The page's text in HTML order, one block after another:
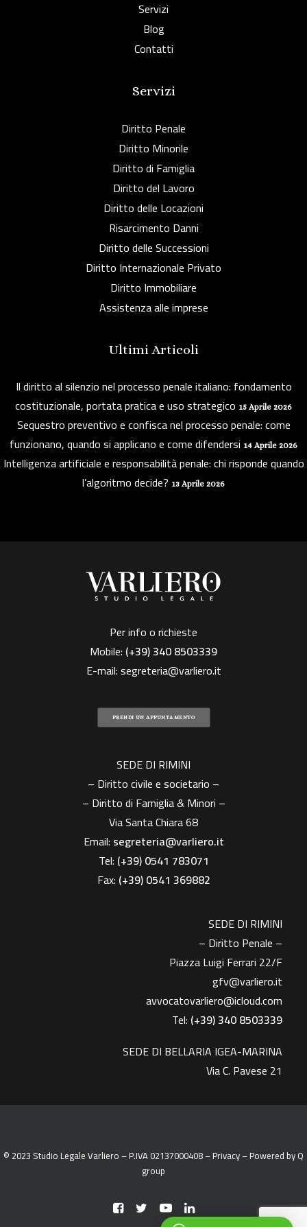
Servizi
Blog
Contatti
Servizi
Diritto Penale
Diritto Minorile
Diritto di Famiglia
Diritto del Lavoro
Diritto delle Locazioni
Risarcimento Danni
Diritto delle Successioni
Diritto Internazionale Privato
Diritto Immobiliare
Assistenza alle imprese
Ultimi Articoli
Il diritto al silenzio nel processo penale italiano: fondamento
costituzionale, portata pratica e uso strategico 15 Aprile 2026
Sequestro preventivo e confisca nel processo penale: come
funzionano, quando si applicano e come difendersi 14 Aprile 2026
Intelligenza artificiale e responsabilità penale: chi risponde quando
l’algoritmo decide? 13 Aprile 2026
Per info o richieste
Mobile: (+39)340 8503339
E-mail:segreteria@varliero.it
PRENDI UN APPUNTAMENTO
SEDE DI RIMINI
– Diritto civile e societario –
– Diritto di Famiglia & Minori –
Via Santa Chiara 68
Email: segreteria@varliero.it
Tel: (+39) 0541 783071
Fax: (+39)0541 369882
SEDE DI RIMINI
– Diritto Penale –
Piazza Luigi Ferrari 22/F
gfv@varliero.it
avvocatovarliero@icloud.com
Tel: (+39) 340 8503339
SEDE DI BELLARIA IGEA-MARINA
Via C. Pavese 21
© 2023 Studio Legale Varliero – P.IVA 02137000408 –Privacy– Powered byQ
group